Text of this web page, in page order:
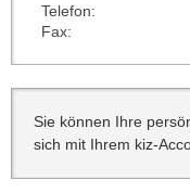
Telefon:
Fax:
Sie können Ihre
sich mit Ihrem kiz-